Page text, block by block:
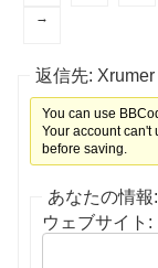
→
返信先:
You can use
Your account can't
before saving.
あなたの情報:
ウェブサイト: